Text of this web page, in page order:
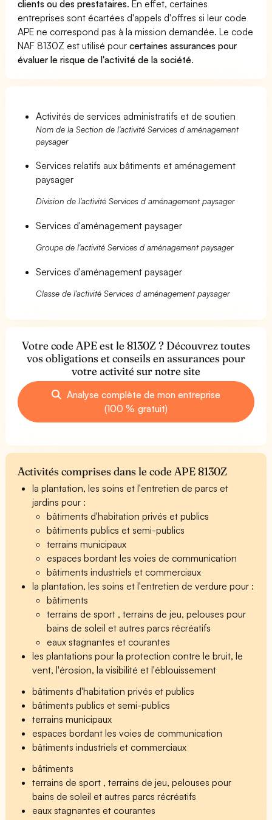
clients ou des prestataires. En effet, certaines
entreprises sont écartées d'appels d'offres si leur code
APE ne correspond pas à la mission demandée. Le code
NAF 8130Z est utilisé pourcertaines assurances pour
évaluer le risque de l'activité de la société.
Activités de services administratifs et de soutien
Nom de la Section de l'activité Services d aménagement
paysager
Services relatifs aux bâtiments et aménagement
paysager
Division de l'activité Services d aménagement paysager
Services d'aménagement paysager
Groupe de l'activité Services d aménagement paysager
Services d'aménagement paysager
Classe de l'activité Services d aménagement paysager
Votre code APE est le 8130Z ? Découvrez toutes
vos obligations et conseils en assurances pour
votre activité sur notre site
Analyse complète de mon entreprise
(100 % gratuit)
Activités comprises dans le code APE 8130Z
la plantation, les soins et l'entretien de parcs et
jardins pour :
bâtiments d'habitation privés et publics
bâtiments publics et semi-publics
terrains municipaux
espaces bordant les voies de communication
bâtiments industriels et commerciaux
la plantation, les soins et l'entretien de verdure pour :
bâtiments
terrains de sport , terrains de jeu, pelouses pour
bains de soleil et autres parcs récréatifs
eaux stagnantes et courantes
les plantations pour la protection contre le bruit, le
vent, l'érosion, la visibilité et l'éblouissement
bâtiments d'habitation privés et publics
bâtiments publics et semi-publics
terrains municipaux
espaces bordant les voies de communication
bâtiments industriels et commerciaux
bâtiments
terrains de sport , terrains de jeu, pelouses pour
bains de soleil et autres parcs récréatifs
eaux stagnantes et courantes